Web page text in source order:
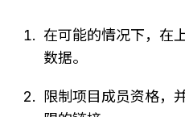
在可能的情况下，在
数据。
限制项目成员资格，